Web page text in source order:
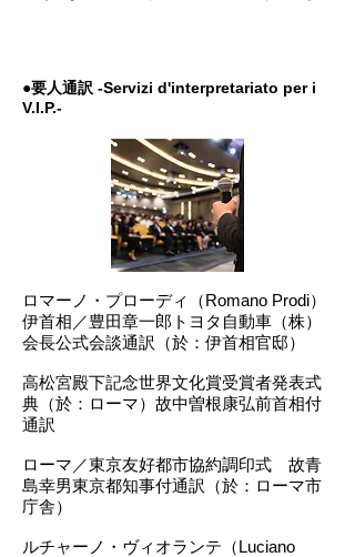
●要人通訳 -Servizi d'interpretariato per i
V.I.P.-
ロマーノ・プローディ（Romano Prodi）
伊首相／豊田章一郎トヨタ自動車（株）
会長公式会談通訳（於：伊首相官邸）
高松宮殿下記念世界文化賞受賞者発表式
典（於：ローマ）故中曽根康弘前首相付
通訳
ローマ／東京友好都市協約調印式 故青
島幸男東京都知事付通訳（於：ローマ市
庁舎）
ルチャーノ・ヴィオランテ（Luciano